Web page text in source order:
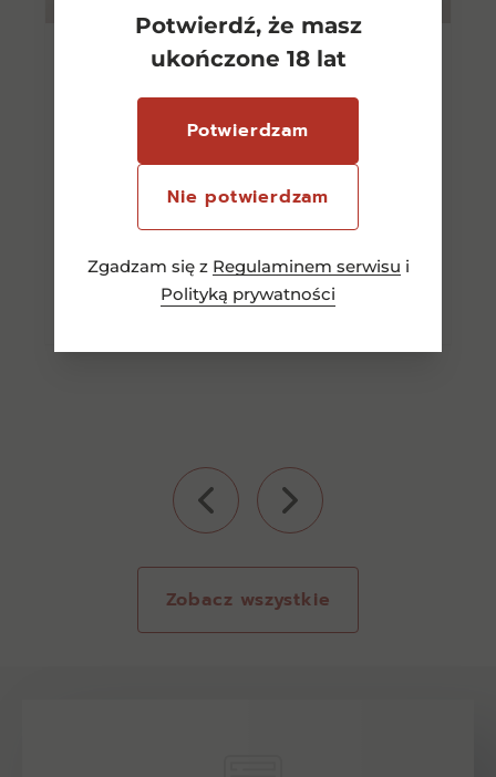
Potwierdź, że masz
ukończone 18 lat
Potwierdzam
Nie potwierdzam
Zgadzam się z Regulaminem serwisu i
Polityką prywatności
2szkl
84,00zł
Dowiedz się więcej
Zobacz wszystkie